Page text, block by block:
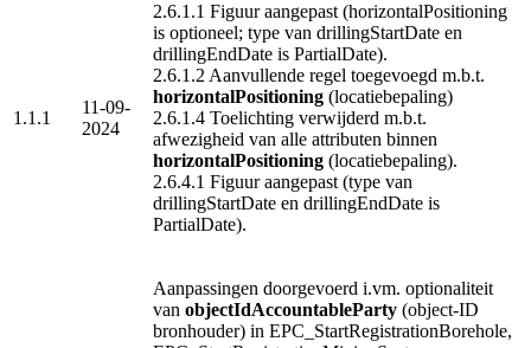
1.1.1
11-09-
2024
2.6.1.1 Figuur aangepast (horizontalPositioning
is optioneel; type van drillingStartDate en
drillingEndDate is PartialDate).
2.6.1.2 Aanvullende regel toegevoegd m.b.t.
horizontalPositioning (locatiebepaling)
2.6.1.4 Toelichting verwijderd m.b.t.
afwezigheid van alle attributen binnen
horizontalPositioning (locatiebepaling).
2.6.4.1 Figuur aangepast (type van
drillingStartDate en drillingEndDate is
PartialDate).
Aanpassingen doorgevoerd i.vm. optionaliteit
van objectIdAccountableParty (object-ID
bronhouder) in EPC_StartRegistrationBorehole,